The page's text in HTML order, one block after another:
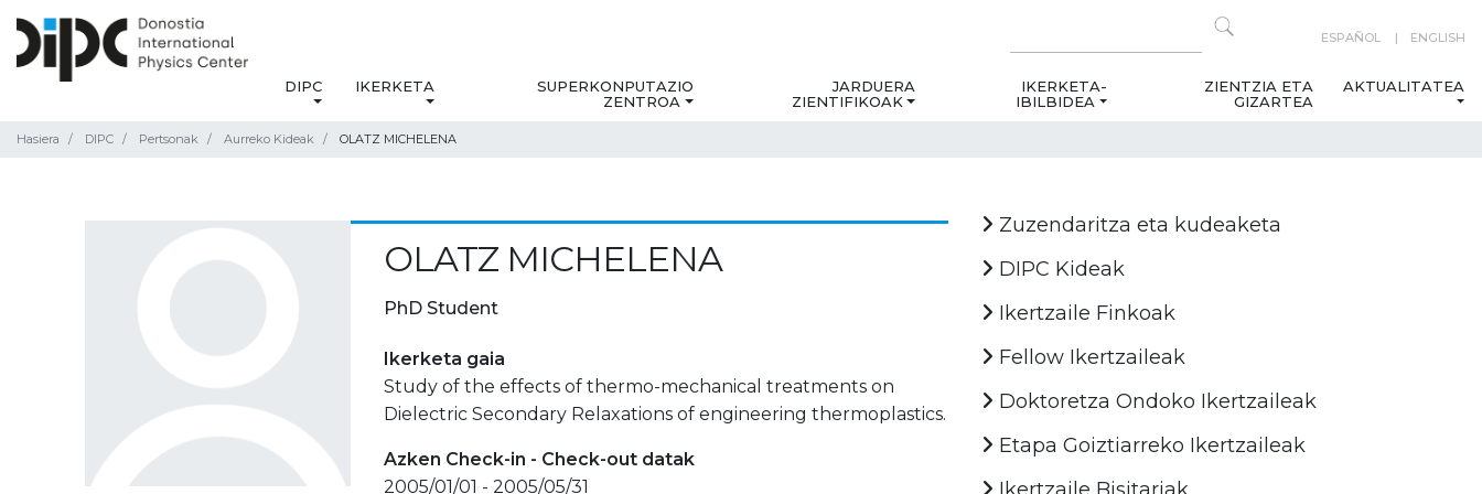
ESPAÑOL ENGLISH
DIPC IKERKETA
SUPERKONPUTAZIO
ZENTROA
JARDUERA
ZIENTIFIKOAK
IKERKETA-
IBILBIDEA
ZIENTZIA ETA
GIZARTEA
AKTUALITATEA
Hasiera DIPC Pertsonak Aurreko Kideak OLATZ MICHELENA
OLATZ MICHELENA
PhD Student
Ikerketa gaia
Study of the effects of thermo-mechanical treatments on
Dielectric Secondary Relaxations of engineering thermoplastics.
Azken Check-in - Check-out datak
2005/01/01 - 2005/05/31
Zuzendaritza eta kudeaketa
DIPC Kideak
Ikertzaile Finkoak
Fellow Ikertzaileak
Doktoretza Ondoko Ikertzaileak
Etapa Goiztiarreko Ikertzaileak